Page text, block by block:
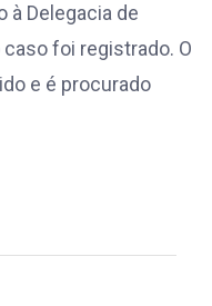
à Delegacia de
foi registrado. O
e é procurado